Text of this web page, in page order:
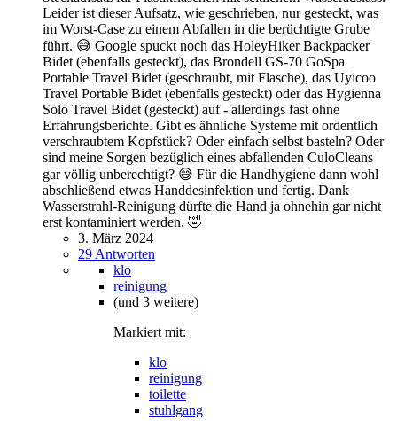
Leider ist dieser Aufsatz, wie geschrieben, nur gesteckt, was
im Worst-Case zu einem Abfallen in die berüchtigte Grube
führt. 😅 Google spuckt noch das HoleyHiker Backpacker
Bidet (ebenfalls gesteckt), das Brondell GS-70 GoSpa
Portable Travel Bidet (geschraubt, mit Flasche), das Uyicoo
Travel Portable Bidet (ebenfalls gesteckt) oder das Hygienna
Solo Travel Bidet (gesteckt) auf - allerdings fast ohne
Erfahrungsberichte. Gibt es ähnliche Systeme mit ordentlich
verschraubtem Kopfstück? Oder einfach selbst basteln? Oder
sind meine Sorgen bezüglich eines abfallenden CuloCleans
gar völlig unberechtigt? 😅 Für die Handhygiene dann wohl
abschließend etwas Handdesinfektion und fertig. Dank
Wasserstrahl-Reinigung dürfte die Hand ja ohnehin gar nicht
erst kontaminiert werden. 🤣
3. März 2024
29 Antworten
klo
reinigung
(und 3 weitere)
Markiert mit:
klo
reinigung
toilette
stuhlgang